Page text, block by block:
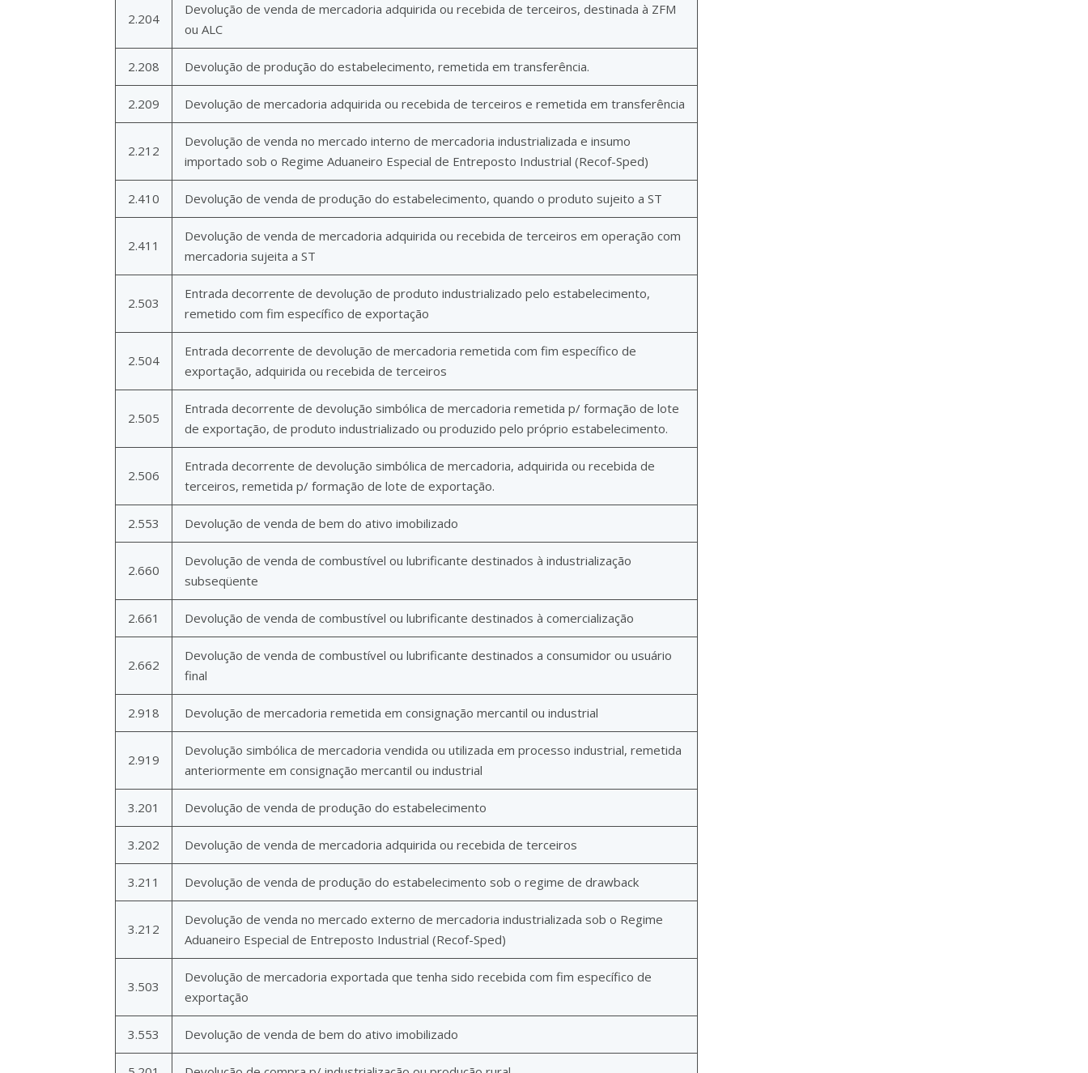
2.204
Devolução de venda de mercadoria adquirida ou recebida de terceiros, destinada à ZFM
ou ALC
2.208 Devolução de produção do estabelecimento, remetida em transferência.
2.209 Devolução de mercadoria adquirida ou recebida de terceiros e remetida em transferência
2.212
Devolução de venda no mercado interno de mercadoria industrializada e insumo
importado sob o Regime Aduaneiro Especial de Entreposto Industrial (Recof-Sped)
2.410 Devolução de venda de produção do estabelecimento, quando o produto sujeito a ST
2.411
Devolução de venda de mercadoria adquirida ou recebida de terceiros em operação com
mercadoria sujeita a ST
2.503
Entrada decorrente de devolução de produto industrializado pelo estabelecimento,
remetido com fim específico de exportação
2.504
Entrada decorrente de devolução de mercadoria remetida com fim específico de
exportação, adquirida ou recebida de terceiros
2.505
Entrada decorrente de devolução simbólica de mercadoria remetida p/ formação de lote
de exportação, de produto industrializado ou produzido pelo próprio estabelecimento.
2.506
Entrada decorrente de devolução simbólica de mercadoria, adquirida ou recebida de
terceiros, remetida p/ formação de lote de exportação.
2.553 Devolução de venda de bem do ativo imobilizado
2.660
Devolução de venda de combustível ou lubrificante destinados à industrialização
subseqüente
2.661 Devolução de venda de combustível ou lubrificante destinados à comercialização
2.662
Devolução de venda de combustível ou lubrificante destinados a consumidor ou usuário
final
2.918 Devolução de mercadoria remetida em consignação mercantil ou industrial
2.919
Devolução simbólica de mercadoria vendida ou utilizada em processo industrial, remetida
anteriormente em consignação mercantil ou industrial
3.201 Devolução de venda de produção do estabelecimento
3.202 Devolução de venda de mercadoria adquirida ou recebida de terceiros
3.211 Devolução de venda de produção do estabelecimento sob o regime de drawback
3.212
Devolução de venda no mercado externo de mercadoria industrializada sob o Regime
Aduaneiro Especial de Entreposto Industrial (Recof-Sped)
3.503
Devolução de mercadoria exportada que tenha sido recebida com fim específico de
exportação
3.553 Devolução de venda de bem do ativo imobilizado